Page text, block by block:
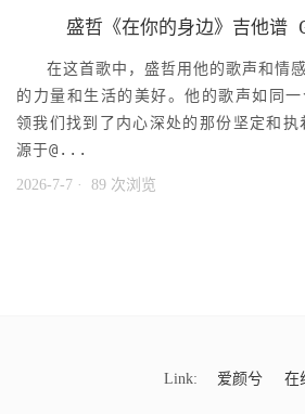
盛哲《在你的身边》吉他谱
在这首歌中，盛哲用他的歌声和情
的力量和生活的美好。他的歌声如同
领我们找到了内心深处的那份坚定和
源于@...
2026-7-7 · 89 次浏览
Link: 爱颜兮 在